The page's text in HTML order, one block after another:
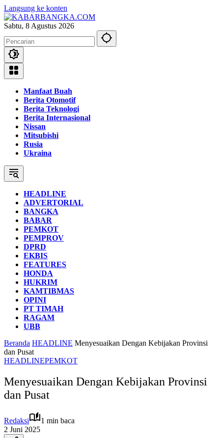
Langsung ke konten
Sabtu, 8 Agustus 2026
Manfaat Buah
Berita Otomotif
Berita Teknologi
Berita Internasional
Nissan
Mitsubishi
Rusia
Ukraina
HEADLINE
ADVERTORIAL
BANGKA
BABAR
PEMKOT
PEMPROV
DPRD
EKBIS
FEATURES
HONDA
HUKRIM
KAMTIBMAS
OPINI
PT TIMAH
RAGAM
UBB
Beranda HEADLINE Menyesuaikan Dengan Kebijakan Provinsi
dan Pusat
HEADLINEPEMKOT
Menyesuaikan Dengan Kebijakan Provinsi
dan Pusat
Redaksi
1 min baca
2 Juni 2025